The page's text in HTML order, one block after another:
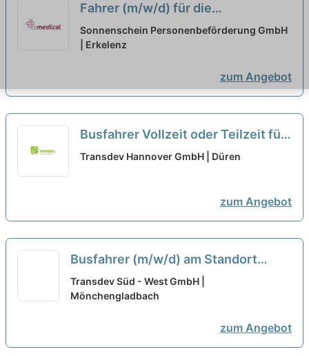
Fahrer (m/w/d) für die
Personenbeförderung aus
Erkelenz in Teilzeit
Sonnenschein Personenbeförderung GmbH
| Erkelenz
zum Angebot
Busfahrer Vollzeit oder Teilzeit für
den Standort Aachen (m/w/d)
Transdev Hannover GmbH | Düren
zum Angebot
Busfahrer (m/w/d) am Standort
Mönchengladbach in Voll- oder
Teilzeit
Transdev Süd - West GmbH |
Mönchengladbach
zum Angebot